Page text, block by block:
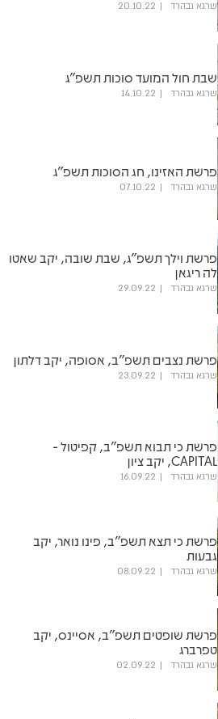
שרגא גבהרד 20.10.22
שבת חול המועד סוכות תשפ"ג
שרגא גבהרד 14.10.22
פרשת האזינו, חג הסוכות תשפ"ג
שרגא גבהרד 07.10.22
פרשת וילך תשפ"ג, שבת שובה, יקב שאטו
לה ריגאן
שרגא גבהרד 29.09.22
פרשת נצבים תשפ"ב, אסופה, יקב דלתון
שרגא גבהרד 23.09.22
פרשת כי תבוא תשפ"ב, קפיטול -
CAPITAL, יקב ציון
שרגא גבהרד 16.09.22
פרשת כי תצא תשפ"ב, פינו נואר, יקב
גבעות
שרגא גבהרד 08.09.22
פרשת שופטים תשפ"ב, אסיינס, יקב
טפרברג
שרגא גבהרד 02.09.22